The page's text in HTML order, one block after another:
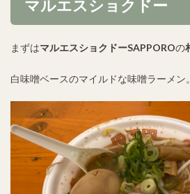
マルエスショクドー
まずはマルエスショクドーSAPPOROの
白味噌ベースのマイルドな味噌ラーメン。